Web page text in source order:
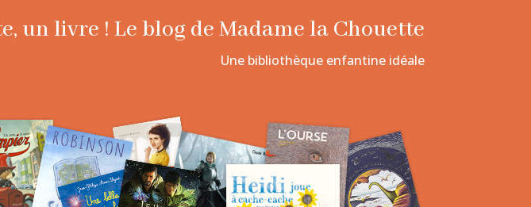
un livre ! Le blog de Madame la Chouette
Une bibliothèque enfantine idéale